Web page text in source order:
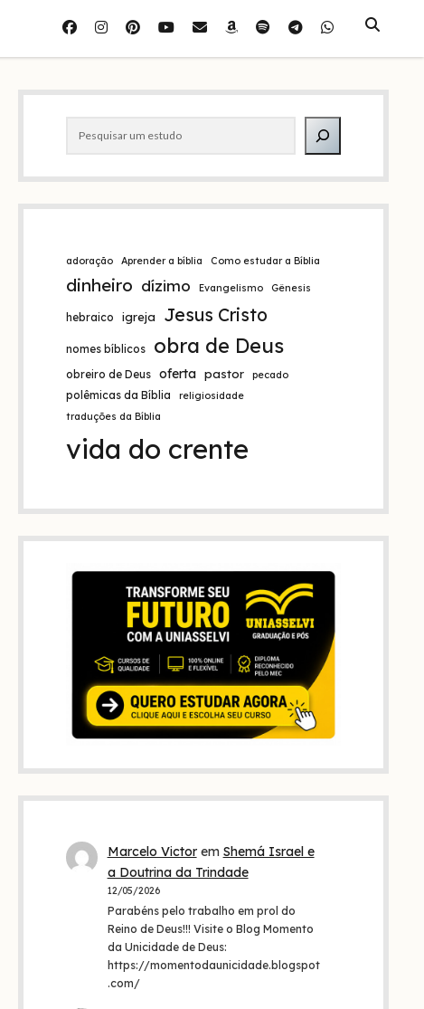
facebookinstagram
pinterestyoutube
e-
amazon
spotifytelegram
whatsapp
Barra
lateral
adoração Aprender a bíblia Como estudar a Bíblia
dinheiro dízimo Evangelismo Gênesis
hebraico igreja Jesus Cristo
nomes bíblicos obra de Deus
obreiro de Deus oferta pastor pecado
polêmicas da Bíblia
religiosidade
traduções da Bíblia
vida do crente
Marcelo Victorem Shemá Israel e
a Doutrina da Trindade
12/05/2026
Parabéns pelo trabalho em prol do
Reino de Deus!!! Visite o Blog Momento
da Unicidade de Deus:
https://momentodaunicidade.blogspot
.com/